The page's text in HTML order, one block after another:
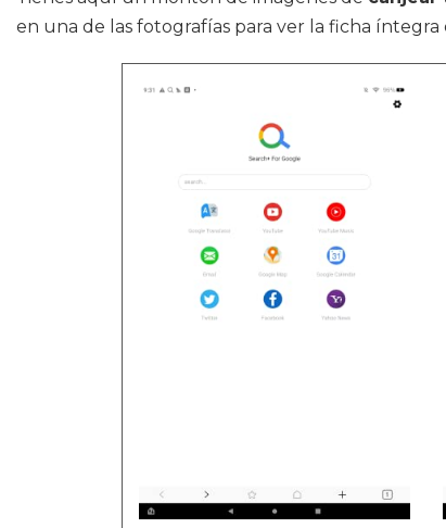
en una de las fotografías para ver la ficha